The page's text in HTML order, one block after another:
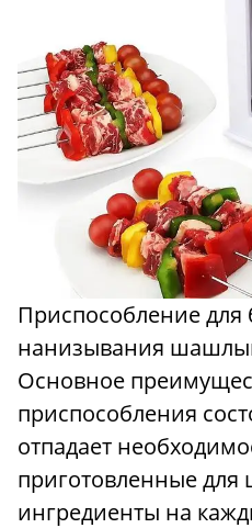
Приспособление для
нанизывания
Основное
приспособления
отпадает
приготовленные
ингредиенты на